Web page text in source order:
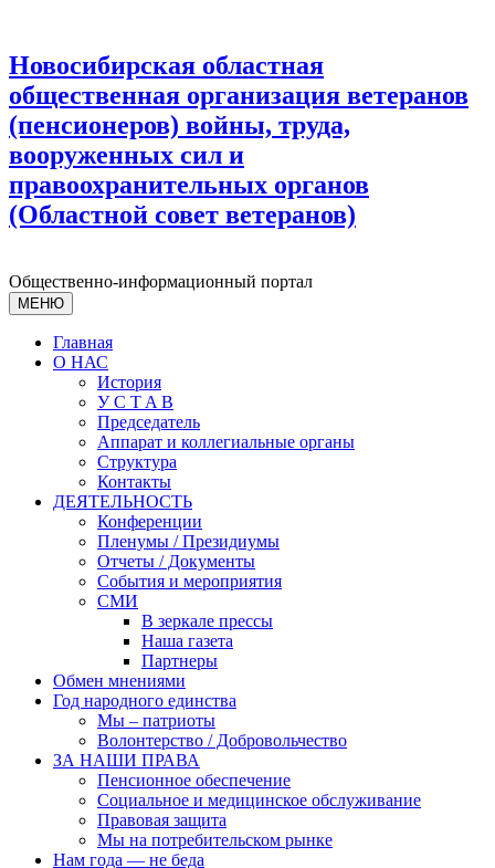
Новосибирская областная
общественная организация ветеранов
(пенсионеров) войны, труда,
вооруженных сил и
правоохранительных органов
(Областной совет ветеранов)
Общественно-информационный портал
МЕНЮ
Главная
О НАС
История
У С T A B
Председатель
Аппарат и коллегиальные органы
Структура
Контакты
ДЕЯТЕЛЬНОСТЬ
Конференции
Пленумы / Президиумы
Отчеты / Документы
События и мероприятия
СМИ
В зеркале прессы
Наша газета
Партнеры
Обмен мнениями
Год народного единства
Мы – патриоты
Волонтерство / Добровольчество
ЗА НАШИ ПРАВА
Пенсионное обеспечение
Социальное и медицинское обслуживание
Правовая защита
Мы на потребительском рынке
Нам года — не беда